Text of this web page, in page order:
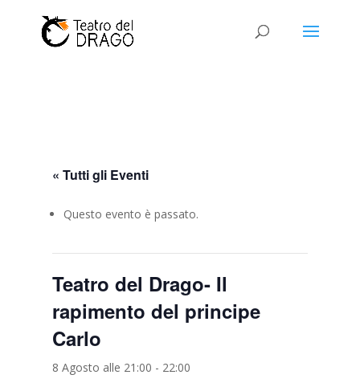
« Tutti gli Eventi
Questo evento è passato.
Teatro del Drago- Il
rapimento del principe
Carlo
8 Agosto alle 21:00 - 22:00